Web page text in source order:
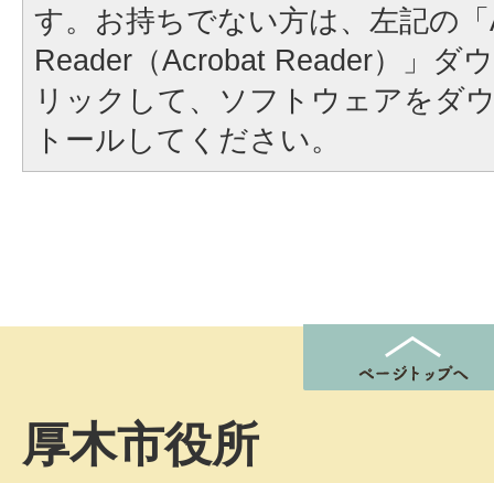
す。お持ちでない方は、左記の
Reader（Acrobat Reader）」ダ
リックして、ソフトウェアをダ
トールしてください。
厚木市役所